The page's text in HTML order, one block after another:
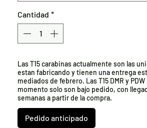
Cantidad *
Las T15 carabinas actualmente son las
estan fabricando y tienen una entrega
mediados de febrero. Las T15 DMR y
momento solo son bajo pedido, con
semanas a partir de la compra.
Pedido anticipado